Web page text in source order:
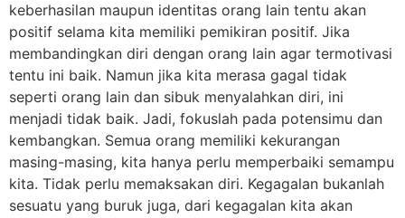
keberhasilan maupun identitas orang lain tentu akan
positif selama kita memiliki pemikiran positif. Jika
membandingkan diri dengan orang lain agar termotivasi
tentu ini baik. Namun jika kita merasa gagal tidak
seperti orang lain dan sibuk menyalahkan diri, ini
menjadi tidak baik. Jadi, fokuslah pada potensimu dan
kembangkan. Semua orang memiliki kekurangan
masing-masing, kita hanya perlu memperbaiki semampu
kita. Tidak perlu memaksakan diri. Kegagalan bukanlah
sesuatu yang buruk juga, dari kegagalan kita akan